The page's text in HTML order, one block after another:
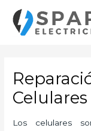
contenido
Los celulares